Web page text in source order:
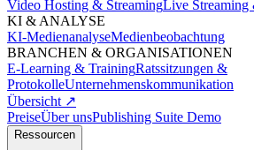
Video Hosting & StreamingLive Streaming
KI & ANALYSE
KI-MedienanalyseMedienbeobachtung
BRANCHEN & ORGANISATIONEN
E-Learning & TrainingRatssitzungen &
ProtokolleUnternehmenskommunikation
Übersicht ↗
PreiseÜber unsPublishing Suite Demo
Ressourcen